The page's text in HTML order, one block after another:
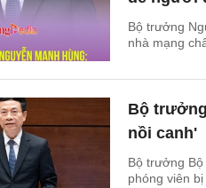
Bộ trưởng
nhà mạng
Bộ
nồi canh'
Bộ trưởng
phóng viên